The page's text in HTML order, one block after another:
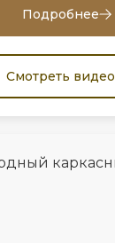
Подробнее
Смотреть видео